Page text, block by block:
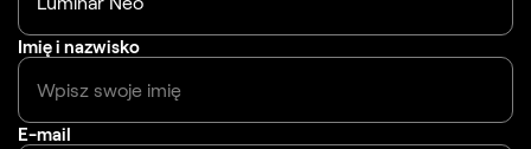
Imię i nazwisko
E-mail